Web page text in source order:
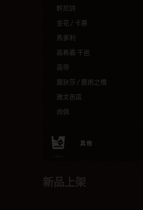
軒尼詩
金花 / 卡慕
馬爹利
高希霸 干邑
高帝
龐狄莎 / 藝術之橋
雅文邑區
尚佩
其他
新品上架